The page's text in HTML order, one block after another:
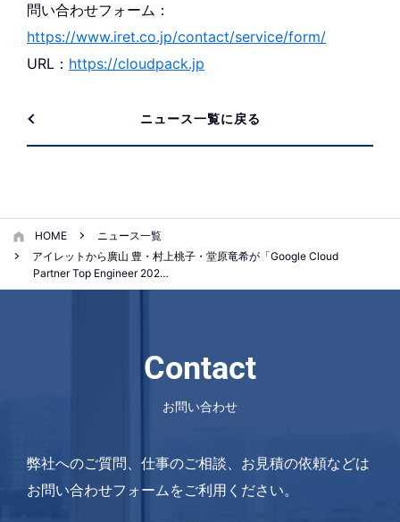
問い合わせフォーム：
https://www.iret.co.jp/contact/service/form/
URL： https://cloudpack.jp
ニュース一覧に戻る
HOME
ニュース一覧
アイレットから廣山 豊・村上桃子・堂原竜希が「Google Cloud
Partner Top Engineer 202…
Contact
お問い合わせ
弊社へのご質問、仕事のご相談、お見積の依頼などは
お問い合わせフォームをご利用ください。